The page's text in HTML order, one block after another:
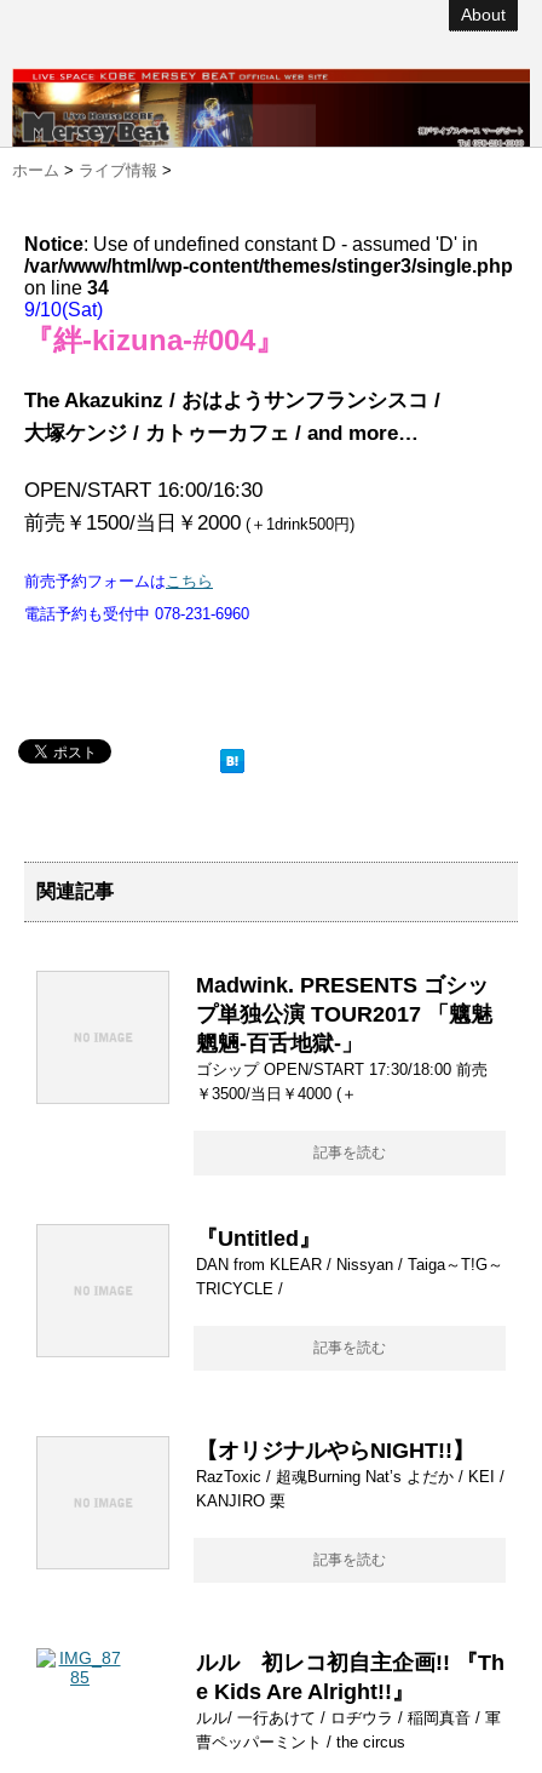
About
ホーム > ライブ情報 >
Notice: Use of undefined constant D - assumed 'D' in
/var/www/html/wp-content/themes/stinger3/single.php
on line 34
9/10(Sat)
『絆-kizuna-#004』
The Akazukinz / おはようサンフランシスコ /
大塚ケンジ / カトゥーカフェ / and more…
OPEN/START 16:00/16:30
前売￥1500/当日￥2000 (＋1drink500円)
前売予約フォームはこちら
電話予約も受付中 078-231-6960
関連記事
Madwink. PRESENTS ゴシッ
プ単独公演 TOUR2017 「魑魅
魍魎-百舌地獄-」
ゴシップ OPEN/START 17:30/18:00 前売
￥3500/当日￥4000 (＋
記事を読む
『Untitled』
DAN from KLEAR / Nissyan / Taiga～T!G～
TRICYCLE /
記事を読む
【オリジナルやらNIGHT!!】
RazToxic / 超魂Burning Nat’s よだか / KEI /
KANJIRO 栗
記事を読む
ルル 初レコ初自主企画!! 『Th
e Kids Are Alright!!』
ルル/ 一行あけて / ロヂウラ / 稲岡真音 / 軍
曹ペッパーミント / the circus